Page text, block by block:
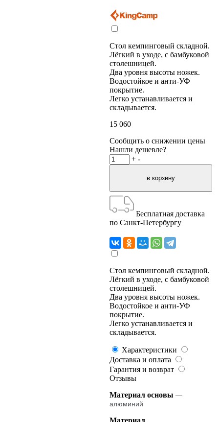
Стол кемпинговый складной.
Лёгкий в уходе, с бамбуковой
столешницей.
Два уровня высоты ножек.
Водостойкое и анти-УФ
покрытие.
Легко устанавливается и
складывается.
15 060
Сообщить о снижении цены
Нашли дешевле?
+ -
Бесплатная доставка
по Санкт-Петербургу
Стол кемпинговый складной.
Лёгкий в уходе, с бамбуковой
столешницей.
Два уровня высоты ножек.
Водостойкое и анти-УФ
покрытие.
Легко устанавливается и
складывается.
Характеристики
Доставка и оплата
Гарантия и возврат
Отзывы
Материал основы —
алюминий
Материал